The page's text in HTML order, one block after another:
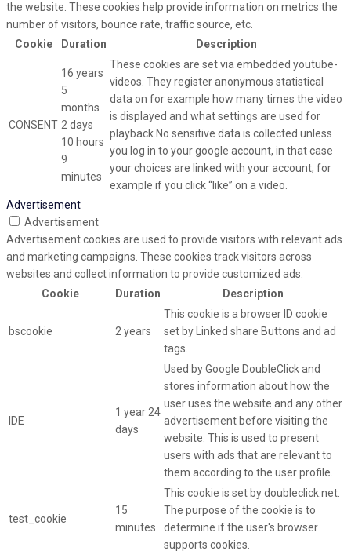
the website. These cookies help provide information on metrics the
number of visitors, bounce rate, traffic source, etc.
Cookie
Duration Description
CONSENT
16 years
5
months
2 days
10 hours
9
minutes
These cookies are set via embedded youtube-
videos. They register anonymous statistical
data on for example how many times the video
is displayed and what settings are used for
playback.No sensitive data is collected unless
you log in to your google account, in that case
your choices are linked with your account, for
example if you click “like” on a video.
Advertisement
Advertisement
Advertisement cookies are used to provide visitors with relevant ads
and marketing campaigns. These cookies track visitors across
websites and collect information to provide customized ads.
Cookie
Duration Description
bscookie 2 years
This cookie is a browser ID cookie
set by Linked share Buttons and ad
tags.
IDE
1 year 24
days
Used by Google DoubleClick and
stores information about how the
user uses the website and any other
advertisement before visiting the
website. This is used to present
users with ads that are relevant to
them according to the user profile.
test_cookie
15
minutes
This cookie is set by doubleclick.net.
The purpose of the cookie is to
determine if the user's browser
supports cookies.